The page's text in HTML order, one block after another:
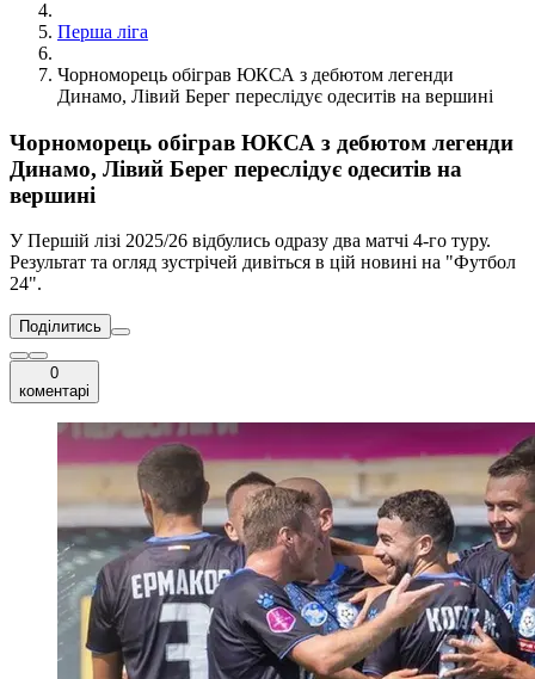
Перша ліга
Чорноморець обіграв ЮКСА з дебютом легенди
Динамо, Лівий Берег переслідує одеситів на вершині
Чорноморець обіграв ЮКСА з дебютом легенди
Динамо, Лівий Берег переслідує одеситів на
вершині
У Першій лізі 2025/26 відбулись одразу два матчі 4-го туру.
Результат та огляд зустрічей дивіться в цій новині на "Футбол
24".
Поділитись
0
коментарі